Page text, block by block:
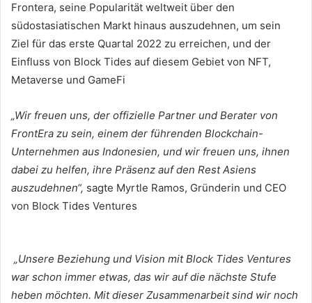
Frontera, seine Popularität weltweit über den
südostasiatischen Markt hinaus auszudehnen, um sein
Ziel für das erste Quartal 2022 zu erreichen, und der
Einfluss von Block Tides auf diesem Gebiet von NFT,
Metaverse und GameFi
„Wir freuen uns, der offizielle Partner und Berater von
FrontEra zu sein, einem der führenden Blockchain-
Unternehmen aus Indonesien, und wir freuen uns, ihnen
dabei zu helfen, ihre Präsenz auf den Rest Asiens
auszudehnen“, sagte Myrtle Ramos, Gründerin und CEO
von Block Tides Ventures
„Unsere Beziehung und Vision mit Block Tides Ventures
war schon immer etwas, das wir auf die nächste Stufe
heben möchten. Mit dieser Zusammenarbeit sind wir noch